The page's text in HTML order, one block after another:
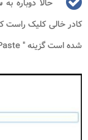
حالا دوباره به
کادر خالی کلیک راست
شده است گزینه "